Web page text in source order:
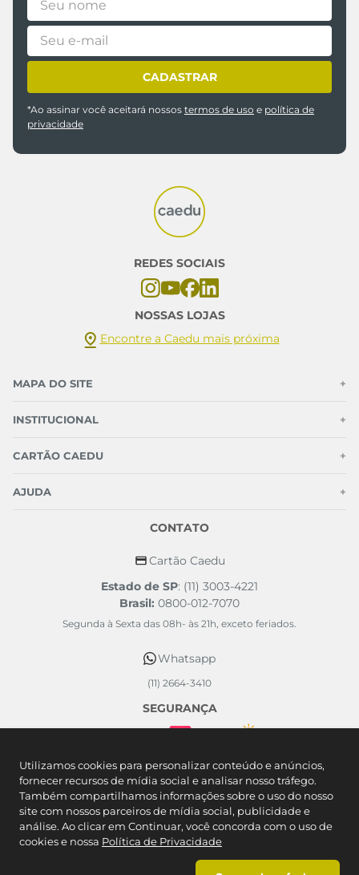
Utilizamos cookies para personalizar conteúdo e anúncios,
fornecer recursos de mídia social e analisar nosso tráfego.
Também compartilhamos informações sobre o uso do nosso
site com nossos parceiros de mídia social, publicidade e
análise. Ao clicar em Continuar, você concorda com o uso de
cookies e nossa Política de Privacidade
CADASTRAR
*Ao assinar você aceitará nossos termos de uso e política de
privacidade
REDES SOCIAIS
NOSSAS LOJAS
Encontre a Caedu mais próxima
MAPA DO SITE +
INSTITUCIONAL +
CARTÃO CAEDU +
AJUDA +
CONTATO
Cartão Caedu
Estado de SP: (11) 3003-4221
Brasil: 0800-012-7070
Segunda à Sexta das 08h- às 21h, exceto feriados.
Whatsapp
(11) 2664-3410
SEGURANÇA
FORMAS DE PAGAMENTO